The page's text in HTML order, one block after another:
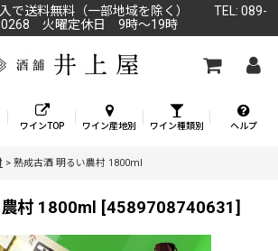
で送料無料（一部地域を除く） TEL: 089-
0268 火曜定休日 9時～19時
ワインTOP ワイン産地別 ワイン種類別 ヘルプ
> 熟成古酒 明るい農村 1800ml
村 1800ml [4589708740631]